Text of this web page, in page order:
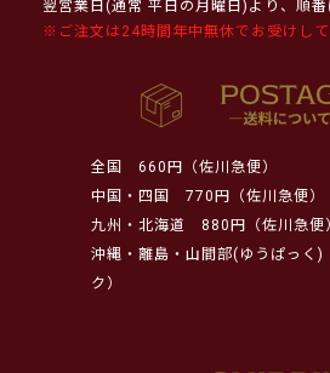
翌営業日(通常 平日の月曜日)より、順番
※ご注文は24時間年中無休でお受けして
全国
660円（佐川急便）
中国・四国
770円（佐川急便）
九州・北海道
880円（佐川急便
沖縄・離島・山間部(ゆうぱっく)
ク）